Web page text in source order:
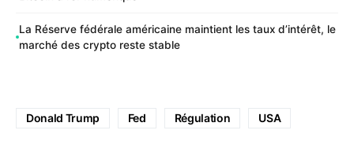
La Réserve fédérale américaine maintient les taux d’intérêt, le
marché des crypto reste stable
Donald Trump Fed Régulation USA